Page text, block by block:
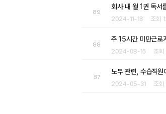
89
회사 내 월 1권 독서
2024-11-18 조회
88
주 15시간 미만근로
2024-08-16 조
87
노무 관련, 수습직
2024-05-31 조